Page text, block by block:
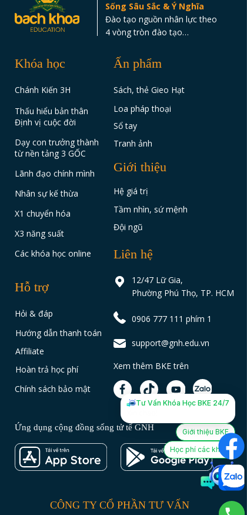
Giới thiệu
Hệ giá trị
Tầm nhìn, sứ mệnh
Đội ngũ
Tranh ảnh
Ấn phẩm
Sách, thẻ Gieo Hạt
Loa pháp thoại
Sổ tay
Liên hệ
12/47 Lữ Gia,
Phường Phú Thọ, TP. HCM
0906 777 111 phím 1
support@gnh.edu.vn
Lãnh đạo chính mình
Khóa học
Chánh Kiến 3H
Thấu hiểu bản thân
Định vị cuộc đời
Dạy con trưởng thành
từ nền tảng 3 GỐC
Nhân sự kế thừa
X3 năng suất
Các khóa học online
X1 chuyển hóa
Ứng dụng cộng đồng sống tử tế GNH
Sống Sâu Sắc & Ý Nghĩa
Đào tạo nguồn nhân lực theo
4 vòng tròn đào tạo…
Hỗ trợ
Hỏi & đáp
Hoàn trả học phí
Affiliate
Chính sách bảo mật
Hướng dẫn thanh toán
Xem thêm BKE trên
CÔNG TY CỔ PHẦN TƯ VẤN
Tư Vấn Khóa Học BKE 24/7
Tôi là Trợ lý Tư vấn khóa học
BKE 24/7, tôi có thể giúp gì
Giới thiệu BKE
Học phí các khóa